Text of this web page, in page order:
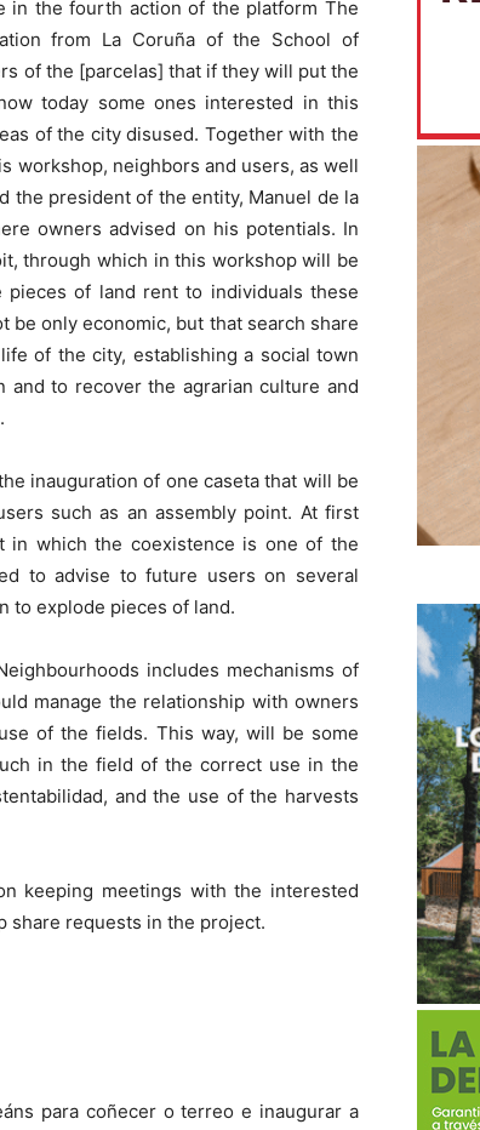
in the fourth action of the platform The
from La Coruña of the School of
of the [parcelas] that if they will put the
today some ones interested in this
of the city disused. Together with the
workshop, neighbors and users, as well
the president of the entity, Manuel de la
owners advised on his potentials. In
through which in this workshop will be
of land rent to individuals these
only economic, but that search share
of the city, establishing a social town
and to recover the agrarian culture and
inauguration of one caseta that will be
such as an assembly point. At first
in which the coexistence is one of the
to advise to future users on several
to explode pieces of land.
includes mechanisms of
manage the relationship with owners
of the fields. This way, will be some
in the field of the correct use in the
and the use of the harvests
keeping meetings with the interested
share requests in the project.
para coñecer o terreo e inaugurar a